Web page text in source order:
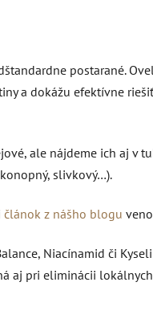
postarané.
a dokážu efektívne
ale nájdeme ich aj v
slivkový…).
článok z nášho blogu
Niacínamid či
aj pri eliminácii